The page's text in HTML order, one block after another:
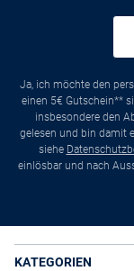
Ja, ich möchte den
einen 5€ Gutschein**
insbesondere den
gelesen und bin damit
siehe
einlösbar und nach
KATEGORIEN